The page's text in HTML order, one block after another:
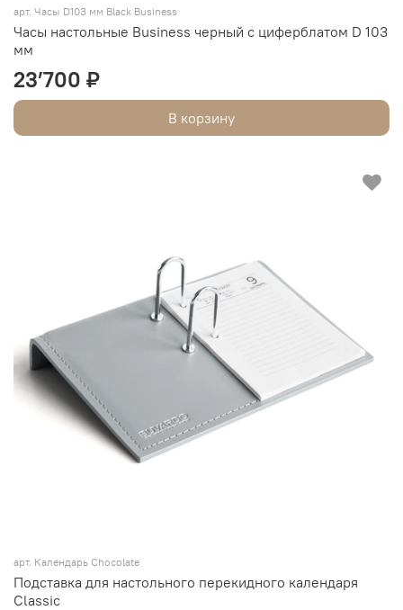
арт. Часы D103 мм Black Business
Часы настольные Business черный с циферблатом D 103
мм
23’700 ₽
В корзину
арт. Календарь Chocolate
Подставка для настольного перекидного календаря
Classic